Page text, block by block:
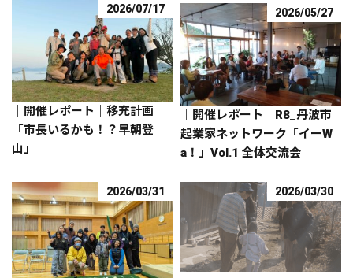
2026/07/17
｜開催レポート｜移充計画
「市長いるかも！？早朝登
山」
2026/05/27
｜開催レポート｜R8_丹波市
起業家ネットワーク「イーW
a！」Vol.1 全体交流会
2026/03/31 2026/03/30